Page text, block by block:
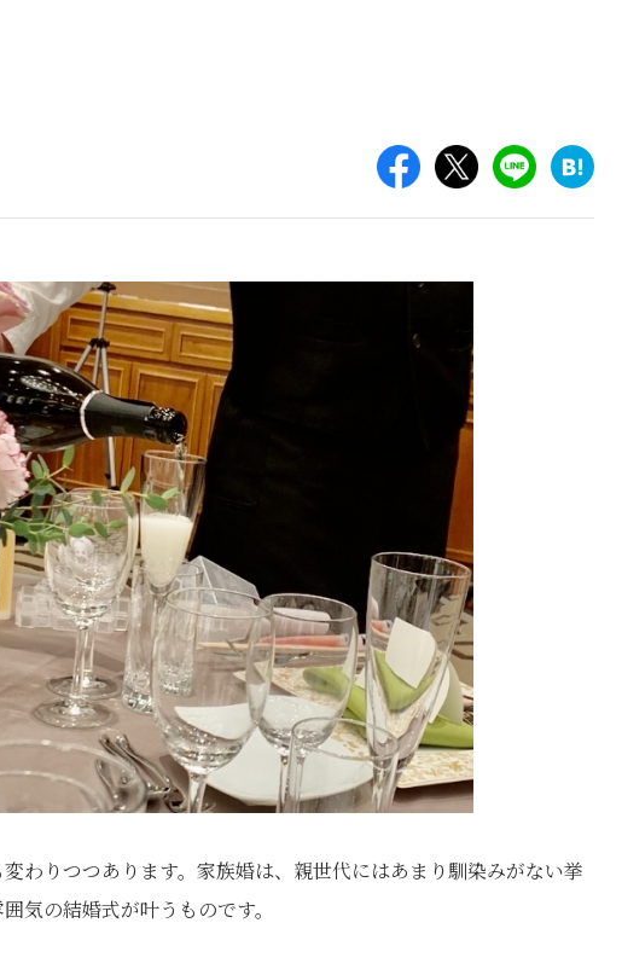
わりつつあります。家族婚は、親世代にはあまり馴染みがない挙
気の結婚式が叶うものです。